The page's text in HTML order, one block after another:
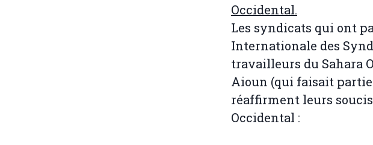
Occidental.
Les syndicats qui ont
Internationale des
travailleurs du Sahara
Aioun (qui faisait partie
réaffirment leurs
Occidental :